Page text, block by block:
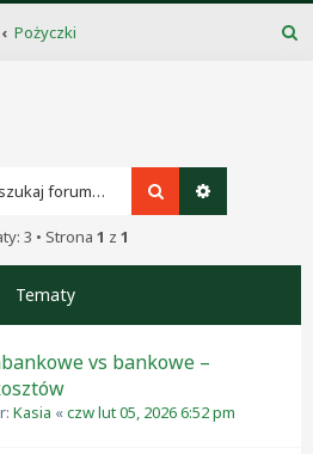
Pożyczki
Szukaj
3 • Strona 1 z 1
Tematy
vs bankowe –
Kasia «czw lut 05, 2026 6:52 pm